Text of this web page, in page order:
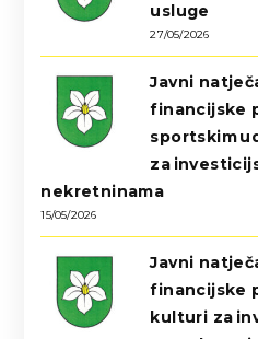
usluge
27/05/2026
Javni
financijske
sportskim
za
nekretninama
15/05/2026
Javni
financijske
kulturi za